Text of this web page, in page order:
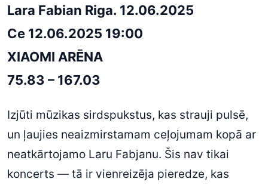
Lara Fabian Riga. 12.06.2025
Ce 12.06.2025 19:00
XIAOMI ARĒNA
75.83 – 167.03
Izjūti mūzikas sirdspukstus, kas strauji pulsē,
un ļaujies neaizmirstamam ceļojumam kopā ar
neatkārtojamo Laru Fabjanu. Šis nav tikai
koncerts — tā ir vienreizēja pieredze, kas